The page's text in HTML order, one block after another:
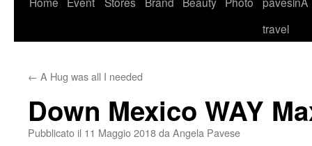
travel
← A Hug was all I needed
Down Mexico WAY
Pubblicato il 11 Maggio 2018da Angela Pavese